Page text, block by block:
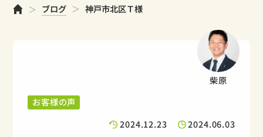
ホームブログ 神戸市北区Ｔ様
柴原
お客様の声
2024.12.23
2024.06.03